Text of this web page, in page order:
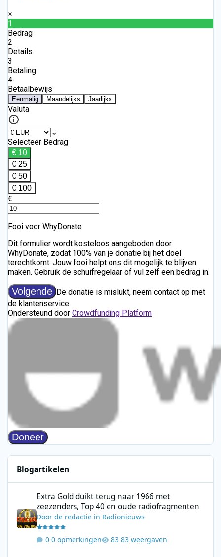
Blogartikelen
Extra Gold duikt terug naar 1966 met
zeezenders, Top 40 en oude radiofragmenten
Doorde redactie in Radionieuws
0 opmerkingen 83 weergaven